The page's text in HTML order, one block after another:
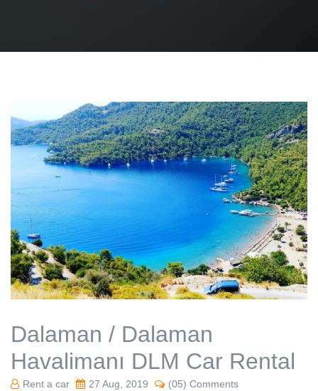
Dalaman / Dalaman
Havalimanı DLM Car Rental
Rent a car 27 Aug, 2019 (05) Comments